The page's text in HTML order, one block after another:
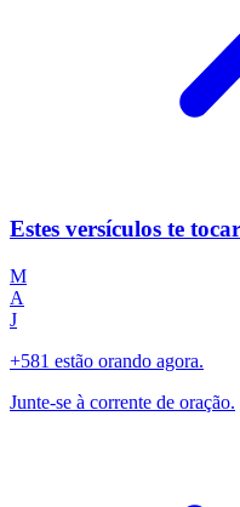
Estes versículos te
M
A
J
+581 estão orando agora.
Junte-se à corrente de oração.